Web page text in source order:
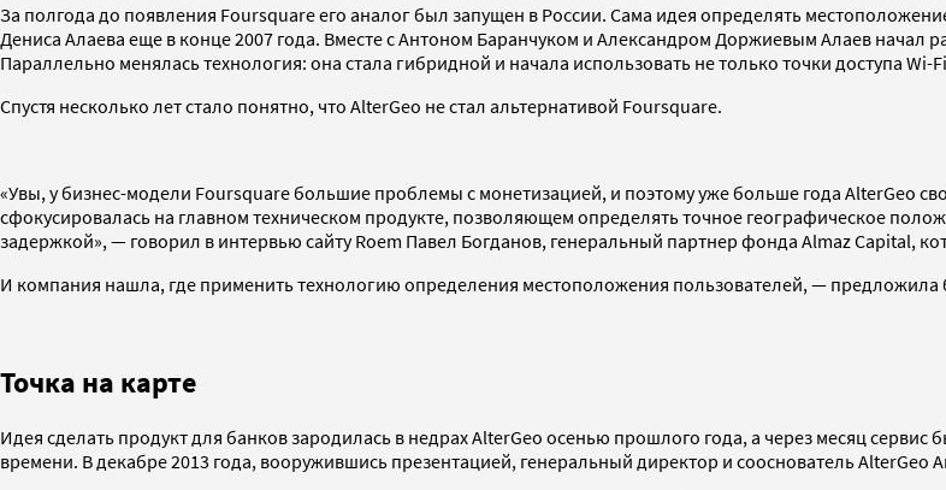
За полгода до появления Foursquare его аналог был запущен в России. Cама идея определять
Дениса Алаева еще в конце 2007 года. Вместе с Антоном Баранчуком и Александром Доржиевым Алаев начал
Параллельно менялась технология: она стала гибридной и начала использовать не только точки доступа
Спустя несколько лет стало понятно, что AlterGeo не стал альтернативой Foursquare.
«Увы, у бизнес-модели Foursquare большие проблемы с монетизацией, и поэтому уже больше года AlterGeo
сфокусировалась на главном техническом продукте, позволяющем определять точное географическое
задержкой», — говорил в интервью сайту Roem Павел Богданов, генеральный партнер фонда Almaz Capital,
И компания нашла, где применить технологию определения местоположения пользователей, — предложила
Точка на карте
Идея сделать продукт для банков зародилась в недрах AlterGeo осенью прошлого года, а через месяц
времени. В декабре 2013 года, вооружившись презентацией, генеральный директор и сооснователь AlterGeo